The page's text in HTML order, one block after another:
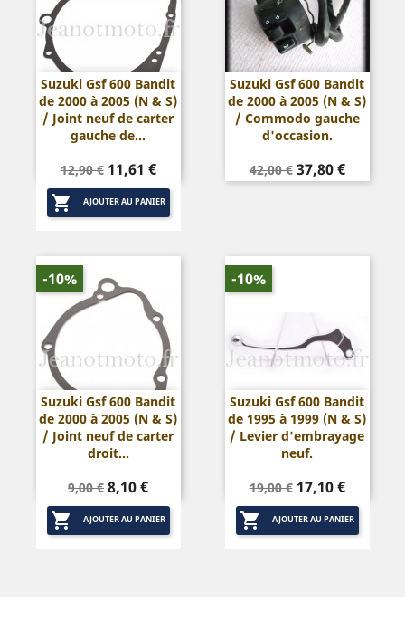
Suzuki Gsf 600 Bandit
de 2000 à 2005 (N & S)
/ Joint neuf de carter
gauche de...
Prix
de
base
12,90 € Prix
11,61 €
 AJOUTER AU PANIER
Suzuki Gsf 600 Bandit
de 2000 à 2005 (N & S)
/ Commodo gauche
d'occasion.
Prix
de
42,00 € Prix
37,80 €
Suzuki Gsf 600 Bandit
de 2000 à 2005 (N & S)
/ Joint neuf de carter
droit...
Prix
de
base
9,00 € Prix
8,10 €
 AJOUTER AU PANIER
-10%
Suzuki Gsf 600 Bandit
de 1995 à 1999 (N & S)
/ Levier d'embrayage
neuf.
Prix
de
base
19,00 € Prix
17,10 €
 AJOUTER AU PANIER
-10%